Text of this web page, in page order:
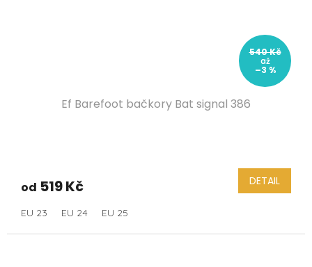
540 Kč
až
–3 %
Ef Barefoot bačkory Bat signal 386
od 519 Kč DETAIL
EU 23 EU 24 EU 25